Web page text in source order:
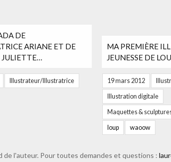
DE
ARIANE ET DE
JULIETTE…
Illustrateur/Illustratrice
MA PREMIÈRE
JEUNESSE DE
19 mars 2012
Illustration digitale
Maquettes &
loup waoow
de l'auteur. Pour toutes demandes et questions :